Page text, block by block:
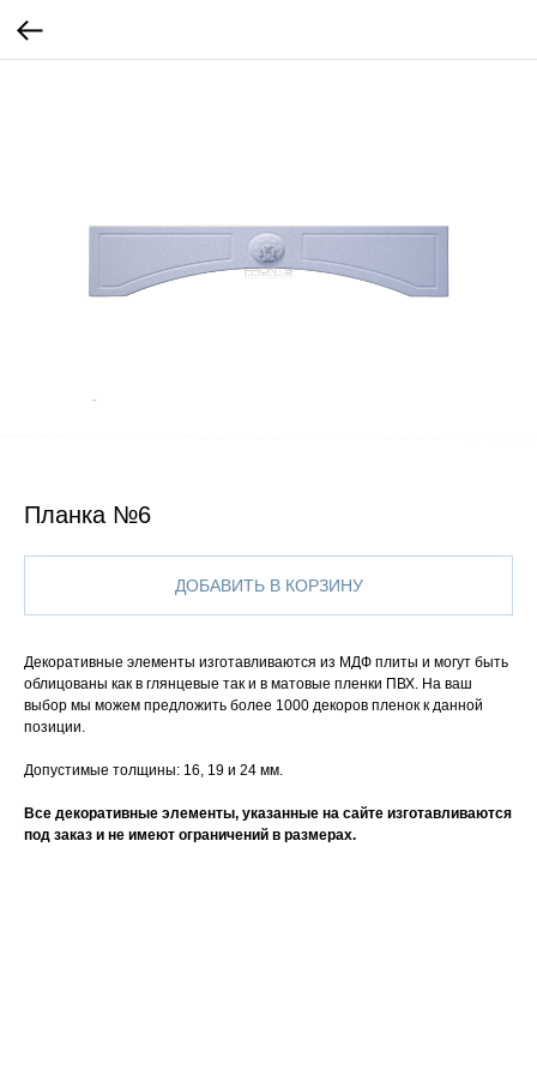
Планка №6
ДОБАВИТЬ В КОРЗИНУ
Декоративные элементы изготавливаются из МДФ плиты и могут быть
облицованы как в глянцевые так и в матовые пленки ПВХ. На ваш
выбор мы можем предложить более 1000 декоров пленок к данной
позиции.
Допустимые толщины: 16, 19 и 24 мм.
Все декоративные элементы, указанные на сайте изготавливаются
под заказ и не имеют ограничений в размерах.